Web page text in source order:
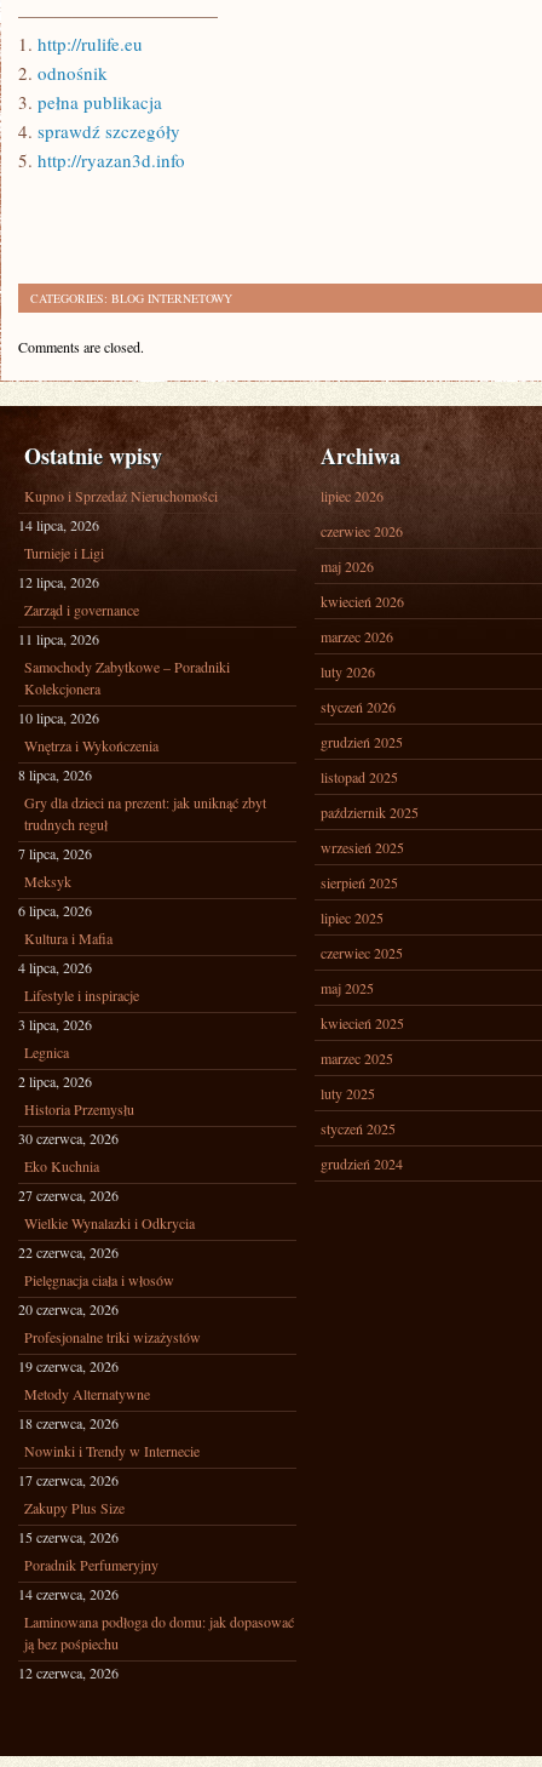
———————————
1. http://rulife.eu
2. odnośnik
3. pełna publikacja
4. sprawdź szczegóły
5. http://ryazan3d.info
CATEGORIES: BLOG INTERNETOWY
Comments are closed.
Ostatnie wpisy
Kupno i Sprzedaż Nieruchomości
14 lipca, 2026
Turnieje i Ligi
12 lipca, 2026
Zarząd i governance
11 lipca, 2026
Samochody Zabytkowe – Poradniki
Kolekcjonera
10 lipca, 2026
Wnętrza i Wykończenia
8 lipca, 2026
Gry dla dzieci na prezent: jak uniknąć zbyt
trudnych reguł
7 lipca, 2026
Meksyk
6 lipca, 2026
Kultura i Mafia
4 lipca, 2026
Lifestyle i inspiracje
3 lipca, 2026
Legnica
2 lipca, 2026
Historia Przemysłu
30 czerwca, 2026
Eko Kuchnia
27 czerwca, 2026
Wielkie Wynalazki i Odkrycia
22 czerwca, 2026
Pielęgnacja ciała i włosów
20 czerwca, 2026
Profesjonalne triki wizażystów
19 czerwca, 2026
Metody Alternatywne
18 czerwca, 2026
Nowinki i Trendy w Internecie
17 czerwca, 2026
Zakupy Plus Size
15 czerwca, 2026
Poradnik Perfumeryjny
14 czerwca, 2026
Laminowana podłoga do domu: jak dopasować
ją bez pośpiechu
12 czerwca, 2026
Archiwa
lipiec 2026
czerwiec 2026
maj 2026
kwiecień 2026
marzec 2026
luty 2026
styczeń 2026
grudzień 2025
listopad 2025
październik 2025
wrzesień 2025
sierpień 2025
lipiec 2025
czerwiec 2025
maj 2025
kwiecień 2025
marzec 2025
luty 2025
styczeń 2025
grudzień 2024